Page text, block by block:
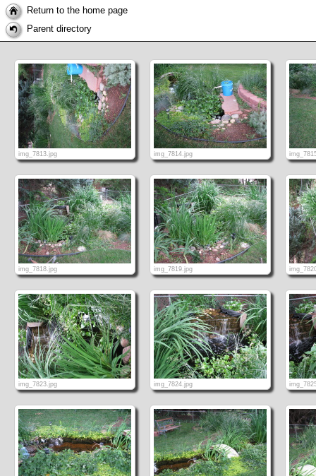
Return to the home page
Parent directory
img_7813.jpg img_7814.jpg
img_7818.jpg img_7819.jpg
img_7823.jpg img_7824.jpg